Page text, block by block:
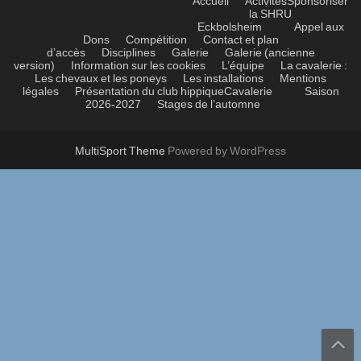
la SHRU
Eckbolsheim
Appel aux
Dons
Compétition
Contact et plan
d’accès
Disciplines Galerie
Galerie (ancienne
version)
Information sur les cookies L’équipe
La cavalerie :
Les chevaux et les poneys
Les installations
Mentions
légales
Présentation du club hippiqueCavalerie
Saison
2026-2027
Stages de l’automne
MultiSport Theme Powered by WordPress